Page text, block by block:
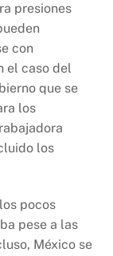
presiones
con
el caso del
que se
los
los
pocos
pese a las
México se